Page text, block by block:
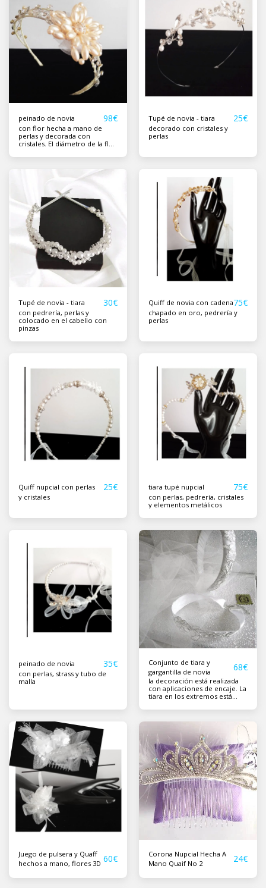
peinado de novia 98€
con flor hecha a mano de
perlas y decorada con
cristales. El diámetro de la flor
champán.
Tupé de novia - tiara 25€
decorado con cristales y
perlas
Tupé de novia - tiara 30€
con pedrería, perlas y
colocado en el cabello con
pinzas
Quiff de novia con cadena75€
chapado en oro, pedrería y
perlas
Quiff nupcial con perlas 25€
y cristales
tiara tupé nupcial 75€
con perlas, pedrería, cristales
y elementos metálicos
peinado de novia 35€
con perlas, strass y tubo de
malla
Conjunto de tiara y
gargantilla de novia
68€
la decoración está realizada
con aplicaciones de encaje. La
tiara en los extremos está
105cm.
Juego de pulsera y Quaff
hechos a mano, flores 3D 60€
Corona Nupcial Hecha A
Mano Quaif No 2
24€